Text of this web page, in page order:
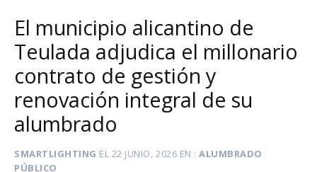
El municipio alicantino de
Teulada adjudica el millonario
contrato de gestión y
renovación integral de su
alumbrado
SMARTLIGHTING EL 22 JUNIO, 2026 EN
ALUMBRADO
PÚBLICO